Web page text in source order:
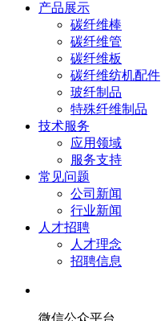
产品展示
碳纤维棒
碳纤维管
碳纤维板
碳纤维纺机配件
玻纤制品
特殊纤维制品
技术服务
应用领域
服务支持
常见问题
公司新闻
行业新闻
人才招聘
人才理念
招聘信息
微信公众平台